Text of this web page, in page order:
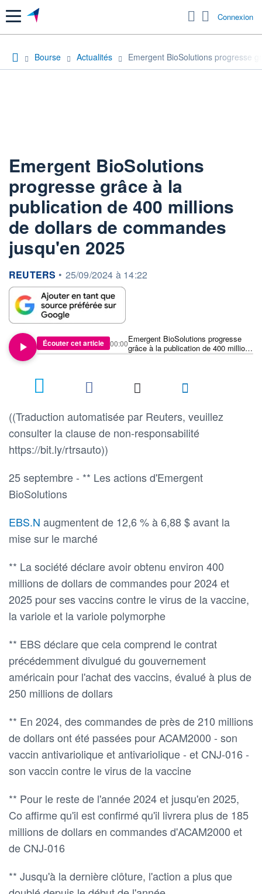
Menu Connexion
Bourse Actualités Emergent BioSolutions progresse
Emergent BioSolutions
progresse grâce à la
publication de 400 millions
de dollars de commandes
jusqu'en 2025
information fournie par
REUTERS • 25/09/2024 à 14:22
Écouter cet article
Emergent BioSolutions progresse
grâce à la publication de 400 millions
de dollars de commandes jusqu'en
00:00
((Traduction automatisée par Reuters, veuillez
consulter la clause de non-responsabilité
https://bit.ly/rtrsauto))
25 septembre - ** Les actions d'Emergent
BioSolutions
EBS.N augmentent de 12,6 % à 6,88 $ avant la
mise sur le marché
** La société déclare avoir obtenu environ 400
millions de dollars de commandes pour 2024 et
2025 pour ses vaccins contre le virus de la vaccine,
la variole et la variole polymorphe
** EBS déclare que cela comprend le contrat
précédemment divulgué du gouvernement
américain pour l'achat des vaccins, évalué à plus de
250 millions de dollars
** En 2024, des commandes de près de 210 millions
de dollars ont été passées pour ACAM2000 - son
vaccin antivariolique et antivariolique - et CNJ-016 -
son vaccin contre le virus de la vaccine
** Pour le reste de l'année 2024 et jusqu'en 2025,
Co affirme qu'il est confirmé qu'il livrera plus de 185
millions de dollars en commandes d'ACAM2000 et
de CNJ-016
** Jusqu'à la dernière clôture, l'action a plus que